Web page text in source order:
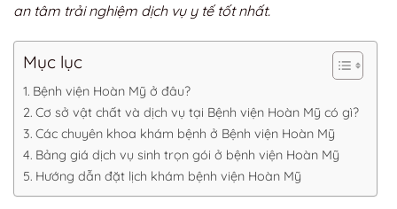
an tâm trải nghiệm dịch vụ y tế tốt nhất.
Mục lục
Bệnh viện Hoàn Mỹ ở đâu?
Cơ sở vật chất và dịch vụ tại Bệnh viện Hoàn Mỹ có gì?
Các chuyên khoa khám bệnh ở Bệnh viện Hoàn Mỹ
Bảng giá dịch vụ sinh trọn gói ở bệnh viện Hoàn Mỹ
Hướng dẫn đặt lịch khám bệnh viện Hoàn Mỹ